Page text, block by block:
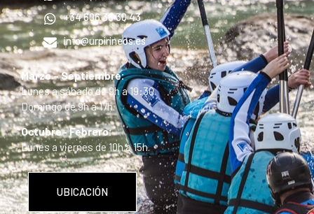
+34 606 36 30 43
info@urpirineos.es
Marzo – Septiembre:
Lunes a sábado de 9h a 19:30.
Domingo de 9h a 17h.
Octubre– Febrero:
Lunes a viernes de 10h a 15h.
UBICACIÓN